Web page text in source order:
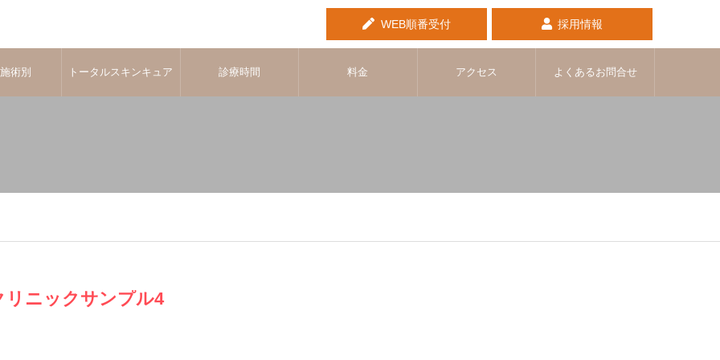
WEB順番受付 採用情報
術別 トータルスキンキュア 診療時間 料金 アクセス よくあるお問合せ
リニックサンプル4